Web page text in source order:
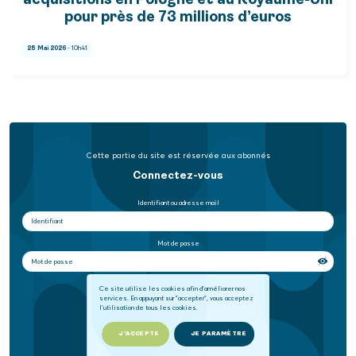
Ce site utilise les cookies afin d'améliorer nos
services. En appuyant sur "accepter", vous acceptez
l'utilisation de tous les cookies.
J'ACCEPTE JE PARAMÈTRE
pour près de 73 millions d’euros
28 Mai 2026 - 10h41
Cette partie du site est réservée aux abonnés
Connectez-vous
Identifiant ou adresse mail
Mot de passe
Mot de passe oublié